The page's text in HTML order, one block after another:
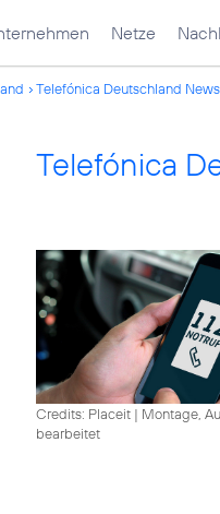
Netze
Telefónica Deutschland News
Telefónica
Credits: Placeit | Montage,
bearbeitet